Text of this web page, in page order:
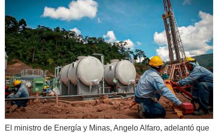
El ministro de Energía y Minas, Angelo Alfaro, adelantó que